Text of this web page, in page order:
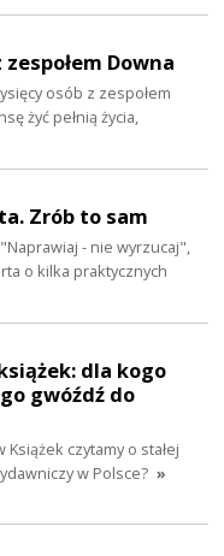
Downa
osób z zespołem
żyć pełnią życia,
Zrób to sam
- nie wyrzucaj",
o kilka praktycznych
dla kogo
gwóźdź do
czytamy o stałej
w Polsce? »